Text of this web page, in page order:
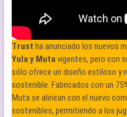
Trust ha anunciado los nuevos
Yula y Muta vigentes, pero con
sólo ofrece un diseño estiloso y
sostenible. Fabricados con un
Muta se alinean con el nuevo
sostenibles, permitiendo a los